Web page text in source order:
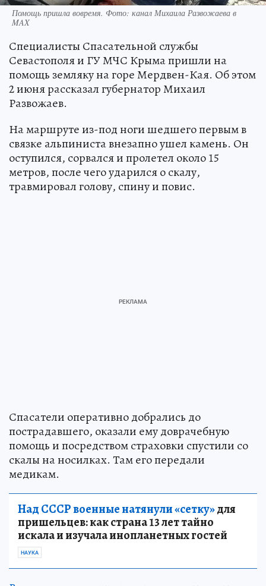
Помощь пришла вовремя. Фото: канал Михаила Развожаева в
MAX
Специалисты Спасательной службы
Севастополя и ГУ МЧС Крыма пришли на
помощь земляку на горе Мердвен-Кая. Об этом
2 июня рассказал губернатор Михаил
Развожаев.
На маршруте из-под ноги шедшего первым в
связке альпиниста внезапно ушел камень. Он
оступился, сорвался и пролетел около 15
метров, после чего ударился о скалу,
травмировал голову, спину и повис.
Спасатели оперативно добрались до
пострадавшего, оказали ему доврачебную
помощь и посредством страховки спустили со
скалы на носилках. Там его передали
медикам.
Над СССР военные натянули «сетку»для
пришельцев: как страна 13 лет тайно
искала и изучала инопланетных гостей
НАУКА